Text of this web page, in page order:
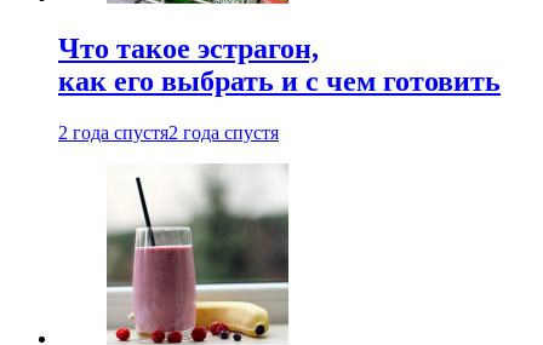
Что такое эстрагон,
как его выбрать и с чем готовить
2 года спустя2 года спустя